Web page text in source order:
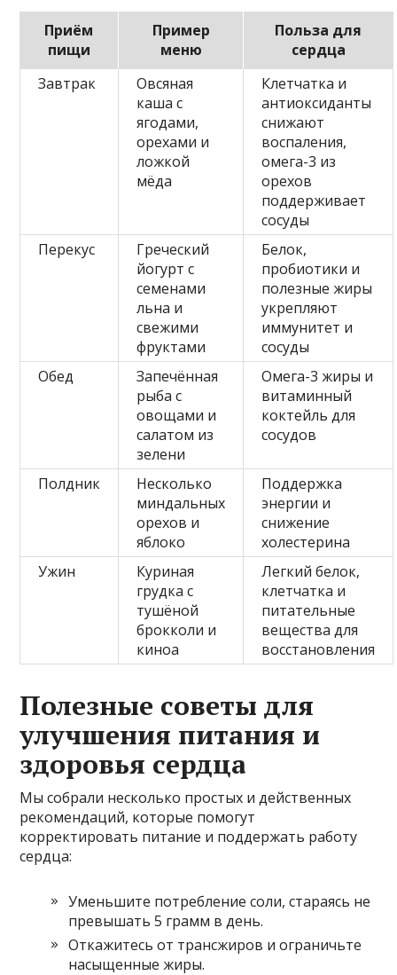
Приём
пищи
Пример
меню
Польза для
сердца
Завтрак
Овсяная
каша с
ягодами,
орехами и
ложкой
мёда
Клетчатка и
антиоксиданты
снижают
воспаления,
омега-3 из
орехов
поддерживает
сосуды
Перекус
Греческий
йогурт с
семенами
льна и
свежими
фруктами
Белок,
пробиотики и
полезные жиры
укрепляют
иммунитет и
сосуды
Обед
Запечённая
рыба с
овощами и
салатом из
зелени
Омега-3 жиры и
витаминный
коктейль для
сосудов
Полдник
Несколько
миндальных
орехов и
яблоко
Поддержка
энергии и
снижение
холестерина
Ужин
Куриная
грудка с
тушёной
брокколи и
киноа
Легкий белок,
клетчатка и
питательные
вещества для
восстановления
Полезные советы для
улучшения питания и
здоровья сердца
Мы собрали несколько простых и действенных
рекомендаций, которые помогут
корректировать питание и поддержать работу
сердца:
Уменьшите потребление соли, стараясь не
превышать 5 грамм в день.
Откажитесь от трансжиров и ограничьте
насыщенные жиры.